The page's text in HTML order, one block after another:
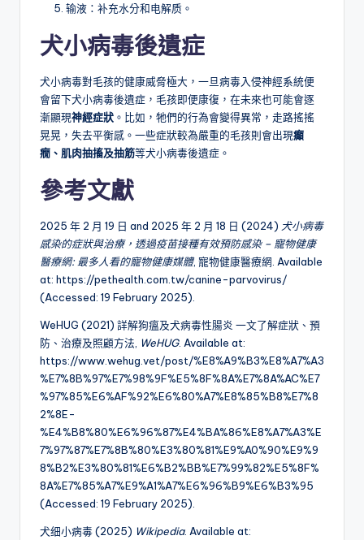
输液：补充水分和电解质。
犬小病毒後遺症
犬小病毒對毛孩的健康威脅極大，一旦病毒入侵神經系統便
會留下犬小病毒後遺症，毛孩即便康復，在未來也可能會逐
漸顯現神經症狀 。比如，牠們的行為會變得異常，走路搖搖
晃晃，失去平衡感。一些症狀較為嚴重的毛孩則會出現癲
癇、肌肉抽搐及抽筋等犬小病毒後遺症。
參考文獻
2025 年 2 月 19 日 and 2025 年 2 月 18 日 (2024) 犬小病毒
感染的症狀與治療，透過疫苗接種有效預防感染 – 寵物健康
醫療網: 最多人看的寵物健康媒體, 寵物健康醫療網. Available
at: https://pethealth.com.tw/canine-parvovirus/
(Accessed: 19 February 2025).
WeHUG (2021) 詳解狗瘟及犬病毒性腸炎 一文了解症狀、預
防、治療及照顧方法, WeHUG. Available at:
https://www.wehug.vet/post/%E8%A9%B3%E8%A7%A3
%E7%8B%97%E7%98%9F%E5%8F%8A%E7%8A%AC%E7
%97%85%E6%AF%92%E6%80%A7%E8%85%B8%E7%8
2%8E-
%E4%B8%80%E6%96%87%E4%BA%86%E8%A7%A3%E
7%97%87%E7%8B%80%E3%80%81%E9%A0%90%E9%9
8%B2%E3%80%81%E6%B2%BB%E7%99%82%E5%8F%
8A%E7%85%A7%E9%A1%A7%E6%96%B9%E6%B3%95
(Accessed: 19 February 2025).
犬细小病毒 (2025) Wikipedia. Available at: